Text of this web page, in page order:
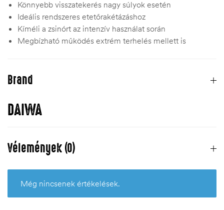
Könnyebb visszatekerés nagy súlyok esetén
Ideális rendszeres etetőrakétázáshoz
Kíméli a zsinórt az intenzív használat során
Megbízható működés extrém terhelés mellett is
Brand
DAIWA
Vélemények (0)
Még nincsenek értékelések.